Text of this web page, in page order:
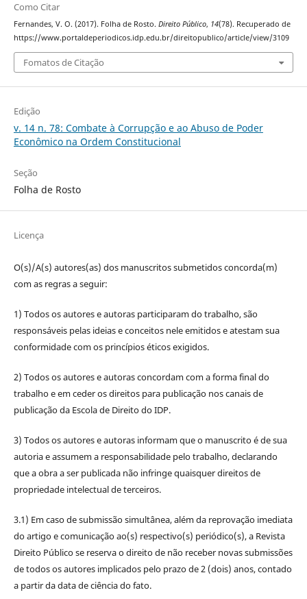
Como Citar
Fernandes, V. O. (2017). Folha de Rosto. Direito Público, 14(78). Recuperado de
https://www.portaldeperiodicos.idp.edu.br/direitopublico/article/view/3109
Fomatos de Citação
Edição
v. 14 n. 78: Combate à Corrupção e ao Abuso de Poder
Econômico na Ordem Constitucional
Seção
Folha de Rosto
Licença
O(s)/A(s) autores(as) dos manuscritos submetidos concorda(m)
com as regras a seguir:
1) Todos os autores e autoras participaram do trabalho, são
responsáveis pelas ideias e conceitos nele emitidos e atestam sua
conformidade com os princípios éticos exigidos.
2) Todos os autores e autoras concordam com a forma final do
trabalho e em ceder os direitos para publicação nos canais de
publicação da Escola de Direito do IDP.
3) Todos os autores e autoras informam que o manuscrito é de sua
autoria e assumem a responsabilidade pelo trabalho, declarando
que a obra a ser publicada não infringe quaisquer direitos de
propriedade intelectual de terceiros.
3.1) Em caso de submissão simultânea, além da reprovação imediata
do artigo e comunicação ao(s) respectivo(s) periódico(s), a Revista
Direito Público se reserva o direito de não receber novas submissões
de todos os autores implicados pelo prazo de 2 (dois) anos, contado
a partir da data de ciência do fato.